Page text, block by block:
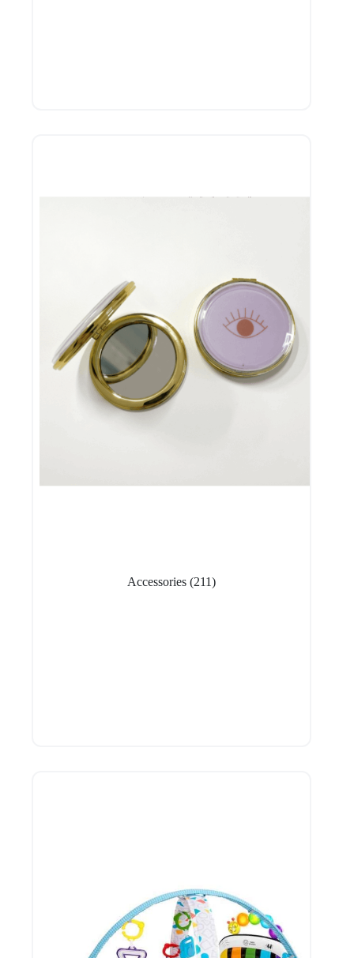
Accessories(211)